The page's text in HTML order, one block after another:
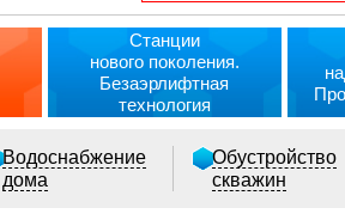
Станции
нового поколения.
Безаэрлифтная
технология
Водоснабжение
дома
Обустройство
скважин